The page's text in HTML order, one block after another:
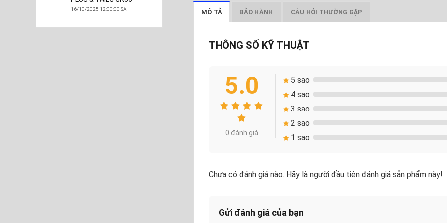
MÔ TẢ BẢO HÀNH CÂU HỎI THƯỜNG GẶP
THÔNG SỐ KỸ THUẬT
5.0
0 đánh giá
5 sao
4 sao
3 sao
2 sao
1 sao
Chưa có đánh giá nào. Hãy là người đầu tiên đánh giá sản phẩm này!
Gửi đánh giá của bạn
16/10/2025 12:00:00 SA